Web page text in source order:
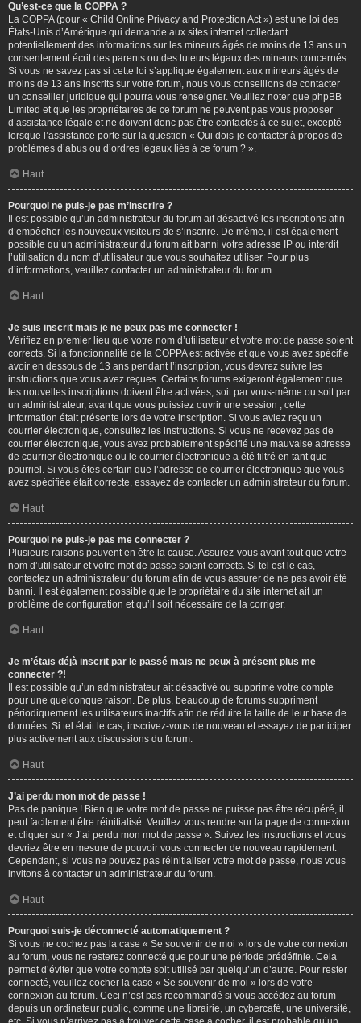
Qu’est-ce que la COPPA ?
La COPPA (pour « Child Online Privacy and Protection Act ») est une loi des
États-Unis d’Amérique qui demande aux sites internet collectant
potentiellement des informations sur les mineurs âgés de moins de 13 ans un
consentement écrit des parents ou des tuteurs légaux des mineurs concernés.
Si vous ne savez pas si cette loi s’applique également aux mineurs âgés de
moins de 13 ans inscrits sur votre forum, nous vous conseillons de contacter
un conseiller juridique qui pourra vous renseigner. Veuillez noter que phpBB
Limited et que les propriétaires de ce forum ne peuvent pas vous proposer
d’assistance légale et ne doivent donc pas être contactés à ce sujet, excepté
lorsque l’assistance porte sur la question « Qui dois-je contacter à propos de
problèmes d’abus ou d’ordres légaux liés à ce forum ? ».
Haut
Pourquoi ne puis-je pas m’inscrire ?
Il est possible qu’un administrateur du forum ait désactivé les inscriptions afin
d’empêcher les nouveaux visiteurs de s’inscrire. De même, il est également
possible qu’un administrateur du forum ait banni votre adresse IP ou interdit
l’utilisation du nom d’utilisateur que vous souhaitez utiliser. Pour plus
d’informations, veuillez contacter un administrateur du forum.
Haut
Je suis inscrit mais je ne peux pas me connecter !
Vérifiez en premier lieu que votre nom d’utilisateur et votre mot de passe soient
corrects. Si la fonctionnalité de la COPPA est activée et que vous avez spécifié
avoir en dessous de 13 ans pendant l’inscription, vous devrez suivre les
instructions que vous avez reçues. Certains forums exigeront également que
les nouvelles inscriptions doivent être activées, soit par vous-même ou soit par
un administrateur, avant que vous puissiez ouvrir une session ; cette
information était présente lors de votre inscription. Si vous aviez reçu un
courrier électronique, consultez les instructions. Si vous ne recevez pas de
courrier électronique, vous avez probablement spécifié une mauvaise adresse
de courrier électronique ou le courrier électronique a été filtré en tant que
pourriel. Si vous êtes certain que l’adresse de courrier électronique que vous
avez spécifiée était correcte, essayez de contacter un administrateur du forum.
Haut
Pourquoi ne puis-je pas me connecter ?
Plusieurs raisons peuvent en être la cause. Assurez-vous avant tout que votre
nom d’utilisateur et votre mot de passe soient corrects. Si tel est le cas,
contactez un administrateur du forum afin de vous assurer de ne pas avoir été
banni. Il est également possible que le propriétaire du site internet ait un
problème de configuration et qu’il soit nécessaire de la corriger.
Haut
Je m’étais déjà inscrit par le passé mais ne peux à présent plus me
connecter ?!
Il est possible qu’un administrateur ait désactivé ou supprimé votre compte
pour une quelconque raison. De plus, beaucoup de forums suppriment
périodiquement les utilisateurs inactifs afin de réduire la taille de leur base de
données. Si tel était le cas, inscrivez-vous de nouveau et essayez de participer
plus activement aux discussions du forum.
Haut
J’ai perdu mon mot de passe !
Pas de panique ! Bien que votre mot de passe ne puisse pas être récupéré, il
peut facilement être réinitialisé. Veuillez vous rendre sur la page de connexion
et cliquer sur « J’ai perdu mon mot de passe ». Suivez les instructions et vous
devriez être en mesure de pouvoir vous connecter de nouveau rapidement.
Cependant, si vous ne pouvez pas réinitialiser votre mot de passe, nous vous
invitons à contacter un administrateur du forum.
Haut
Pourquoi suis-je déconnecté automatiquement ?
Si vous ne cochez pas la case « Se souvenir de moi » lors de votre connexion
au forum, vous ne resterez connecté que pour une période prédéfinie. Cela
permet d’éviter que votre compte soit utilisé par quelqu’un d’autre. Pour rester
connecté, veuillez cocher la case « Se souvenir de moi » lors de votre
connexion au forum. Ceci n’est pas recommandé si vous accédez au forum
depuis un ordinateur public, comme une librairie, un cybercafé, une université,